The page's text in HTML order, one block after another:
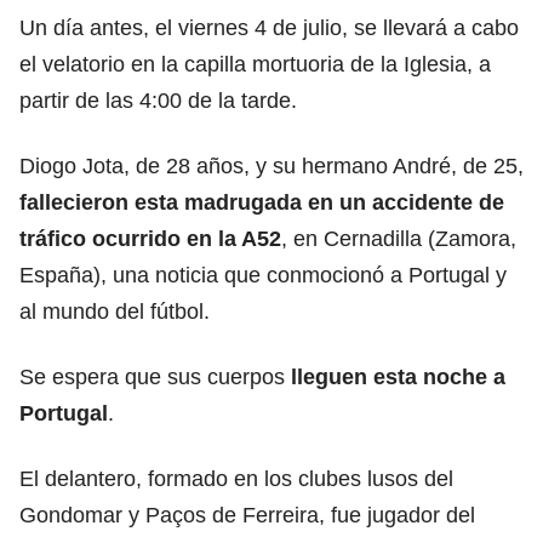
Un día antes, el viernes 4 de julio, se llevará a cabo
el velatorio en la capilla mortuoria de la Iglesia, a
partir de las 4:00 de la tarde.
Diogo Jota, de 28 años, y su hermano André, de 25,
fallecieron esta madrugada en un accidente de
tráfico ocurrido en la A52, en Cernadilla (Zamora,
España), una noticia que conmocionó a Portugal y
al mundo del fútbol.
Se espera que sus cuerpos lleguen esta noche a
Portugal.
El delantero, formado en los clubes lusos del
Gondomar y Paços de Ferreira, fue jugador del